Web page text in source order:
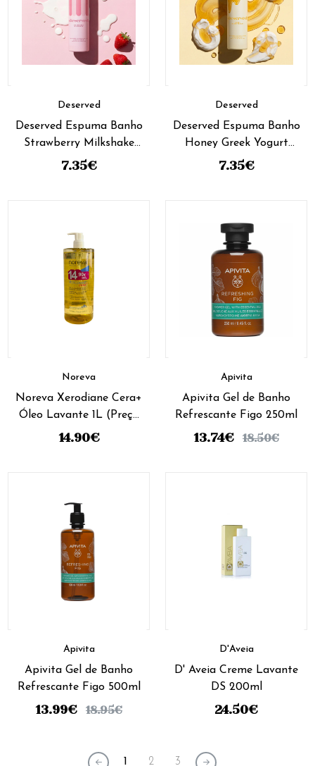
Deserved
Deserved Espuma Banho
Strawberry Milkshake
250 ml
7.35€
Deserved
Deserved Espuma Banho
Honey Greek Yogurt
250ml
7.35€
Noreva
Noreva Xerodiane Cera+
Óleo Lavante 1L (Preço
Especial)
14.90€
Apivita
Apivita Gel de Banho
Refrescante Figo 250ml
13.74€ 18.50€
Apivita
Apivita Gel de Banho
Refrescante Figo 500ml
13.99€ 18.95€
D'Aveia
D' Aveia Creme Lavante
DS 200ml
24.50€
1 2 3